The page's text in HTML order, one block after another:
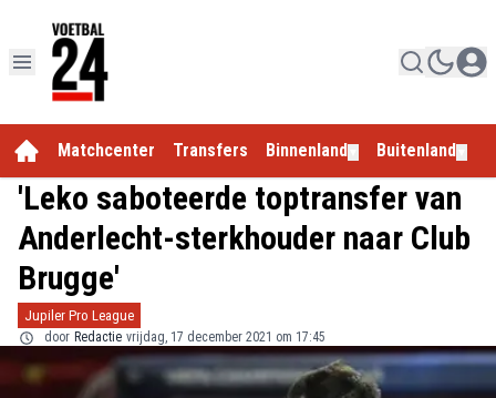
Matchcenter Transfers Binnenland Buitenland
'Leko saboteerde toptransfer van
Anderlecht-sterkhouder naar Club
Brugge'
Jupiler Pro League
door Redactie vrijdag, 17 december 2021 om 17:45